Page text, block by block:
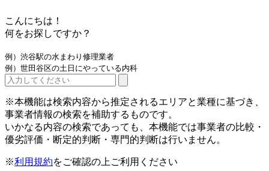
こんにちは！
何をお探しですか？
例）渋谷駅の水まわり修理業者
例）世田谷区の土日にやっている内科
※本機能は検索内容から推定されるエリアと業種に基づき、
事業者情報の検索を補助するものです。
いかなる内容の検索であっても、本機能では事業者の比較・
優劣評価・断定的判断・専門的判断は行いません。
※利用規約をご確認の上ご利用ください